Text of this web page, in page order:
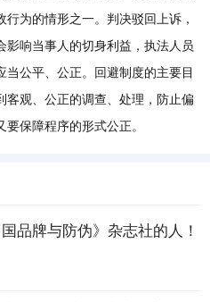
为的情形之一。判决驳回上诉，
影响当事人的切身利益，执法人员
公平、公正。回避制度的主要目
客观、公正的调查、处理，防止偏
保障程序的形式公正。
品牌与防伪》杂志社的人！